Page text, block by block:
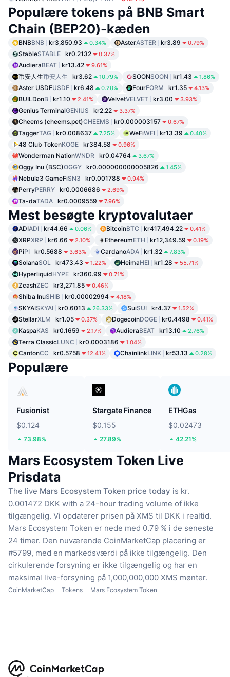
Populære tokens på BNB Smart
Chain (BEP20)-kæden
BNBBNB kr3,850.93 0.34% AsterASTER kr3.89 0.79%
StableSTABLE kr0.2132 0.37%
AudieraBEAT kr13.42 9.61%
币安人生币安人生 kr3.62 10.79% SOONSOON kr1.43 1.86%
Aster USDFUSDF kr6.48 0.20% FourFORM kr1.35 4.13%
BUILDonB kr1.10 2.41% VelvetVELVET kr3.00 3.93%
Genius TerminalGENIUS kr2.22 3.37%
Cheems (cheems.pet)CHEEMS kr0.000003157 0.67%
TaggerTAG kr0.008637 7.25% WeFiWFI kr13.39 0.40%
48 Club TokenKOGE kr384.58 0.96%
Wonderman NationWNDR kr0.04764 3.67%
Oggy Inu (BSC)OGGY kr0.000000000005826 1.45%
Nebula3 GameFiSN3 kr0.001788 0.94%
PerryPERRY kr0.0006686 2.69%
Ta-daTADA kr0.0009559 7.96%
Mest besøgte kryptovalutaer
ADIADI kr44.66 0.06% BitcoinBTC kr417,494.22 0.41%
XRPXRP kr6.66 2.10% EthereumETH kr12,349.59 0.19%
PiPI kr0.5688 3.63% CardanoADA kr1.32 7.83%
SolanaSOL kr473.43 1.22% HeimaHEI kr1.28 55.71%
HyperliquidHYPE kr360.99 0.71%
ZcashZEC kr3,271.85 0.46%
Shiba InuSHIB kr0.00002994 4.18%
SKYAISKYAI kr0.6013 26.33% SuiSUI kr4.37 1.52%
StellarXLM kr1.05 0.37% DogecoinDOGE kr0.4498 0.41%
KaspaKAS kr0.1659 2.17% AudieraBEAT kr13.10 2.76%
Terra ClassicLUNC kr0.0003186 1.04%
CantonCC kr0.5758 12.41% ChainlinkLINK kr53.13 0.28%
Populære
Fusionist
$0.124
73.98%
Stargate Finance
$0.155
27.89%
ETHGas
$0.02473
42.21%
Mars Ecosystem Token Live
Prisdata
The live Mars Ecosystem Token price today is kr.
0.001472 DKK with a 24-hour trading volume of ikke
tilgængelig. Vi opdaterer prisen på XMS til DKK i realtid.
Mars Ecosystem Token er nede med 0.79 % i de seneste
24 timer. Den nuværende CoinMarketCap placering er
#5799, med en markedsværdi på ikke tilgængelig. Den
cirkulerende forsyning er ikke tilgængelig og har en
maksimal live-forsyning på 1,000,000,000 XMS mønter.
CoinMarketCap Tokens Mars Ecosystem Token